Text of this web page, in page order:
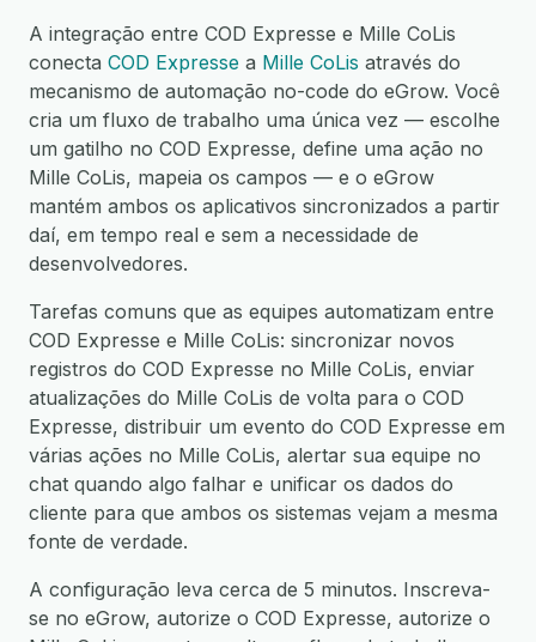
A integração entre COD Expresse e Mille CoLis
conecta COD Expresse a Mille CoLis através do
mecanismo de automação no-code do eGrow. Você
cria um fluxo de trabalho uma única vez — escolhe
um gatilho no COD Expresse, define uma ação no
Mille CoLis, mapeia os campos — e o eGrow
mantém ambos os aplicativos sincronizados a partir
daí, em tempo real e sem a necessidade de
desenvolvedores.
Tarefas comuns que as equipes automatizam entre
COD Expresse e Mille CoLis: sincronizar novos
registros do COD Expresse no Mille CoLis, enviar
atualizações do Mille CoLis de volta para o COD
Expresse, distribuir um evento do COD Expresse em
várias ações no Mille CoLis, alertar sua equipe no
chat quando algo falhar e unificar os dados do
cliente para que ambos os sistemas vejam a mesma
fonte de verdade.
A configuração leva cerca de 5 minutos. Inscreva-
se no eGrow, autorize o COD Expresse, autorize o